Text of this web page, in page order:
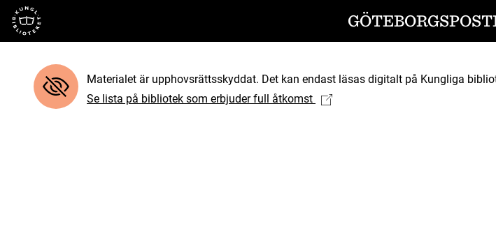
Till startsidan
Materialet är upphovsrättsskyddat. Det kan endast läsas digitalt på Kungliga
Se lista på bibliotek som erbjuder full åtkomst